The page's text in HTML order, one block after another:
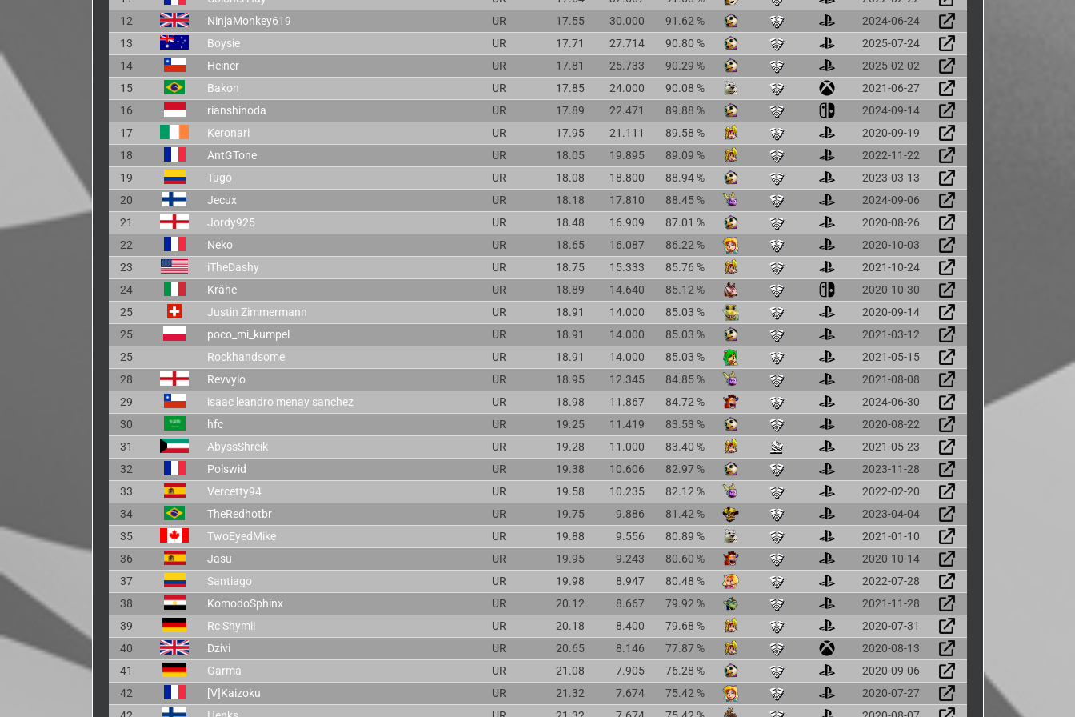
12
NinjaMonkey619 UR 17.55 30.000 91.62 %
2024-06-24
13
Boysie UR 17.71 27.714 90.80 %
2025-07-24
14
Heiner UR 17.81 25.733 90.29 %
2025-02-02
15
Bakon UR 17.85 24.000 90.08 %
2021-06-27
16
rianshinoda UR 17.89 22.471 89.88 %
2024-09-14
17
Keronari UR 17.95 21.111 89.58 %
2020-09-19
18
AntGTone UR 18.05 19.895 89.09 %
2022-11-22
19
Tugo UR 18.08 18.800 88.94 %
2023-03-13
20
Jecux UR 18.18 17.810 88.45 %
2024-09-06
21
Jordy925 UR 18.48 16.909 87.01 %
2020-08-26
22
Neko UR 18.65 16.087 86.22 %
2020-10-03
23
iTheDashy UR 18.75 15.333 85.76 %
2021-10-24
24
Krähe UR 18.89 14.640 85.12 %
2020-10-30
25
Justin Zimmermann UR 18.91 14.000 85.03 %
2020-09-14
25
poco_mi_kumpel UR 18.91 14.000 85.03 %
2021-03-12
25
Rockhandsome UR 18.91 14.000 85.03 %
2021-05-15
28
Revvylo UR 18.95 12.345 84.85 %
2021-08-08
29
isaac leandro menay sanchez UR 18.98 11.867 84.72 %
2024-06-30
30
hfc UR 19.25 11.419 83.53 %
2020-08-22
31
AbyssShreik UR 19.28 11.000 83.40 %
2021-05-23
32
Polswid UR 19.38 10.606 82.97 %
2023-11-28
33
Vercetty94 UR 19.58 10.235 82.12 %
2022-02-20
34
TheRedhotbr UR 19.75 9.886 81.42 %
2023-04-04
35
TwoEyedMike UR 19.88 9.556 80.89 %
2021-01-10
36
Jasu UR 19.95 9.243 80.60 %
2020-10-14
37
Santiago UR 19.98 8.947 80.48 %
2022-07-28
38
KomodoSphinx UR 20.12 8.667 79.92 %
2021-11-28
39
Rc Shymii UR 20.18 8.400 79.68 %
2020-07-31
40
Dzivi UR 20.65 8.146 77.87 %
2020-08-13
41
Garma UR 21.08 7.905 76.28 %
2020-09-06
42
[V]Kaizoku UR 21.32 7.674 75.42 %
2020-07-27